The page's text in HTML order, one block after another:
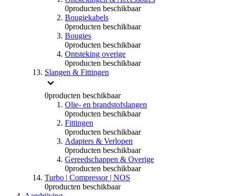
0producten beschikbaar
Bougiekabels
0producten beschikbaar
Bougies
0producten beschikbaar
Ontsteking overige
0producten beschikbaar
Slangen & Fittingen
0producten beschikbaar
Olie- en brandstofslangen
0producten beschikbaar
Fittingen
0producten beschikbaar
Adapters & Verlopen
0producten beschikbaar
Gereedschappen & Overige
0producten beschikbaar
Turbo | Compressor | NOS
0producten beschikbaar